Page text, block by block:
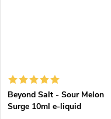
Beyond Salt - Sour Melon
Surge 10ml e-liquid